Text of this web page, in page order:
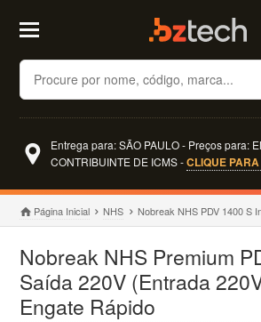
Buscar
Entrega para: SÃO PAULO - Preços para:
CONTRIBUINTE DE ICMS -CLIQUE
Página Inicial NHS Nobreak NHS PDV 1400 S
Nobreak NHS Premium
Saída 220V (Entrada
Engate Rápido